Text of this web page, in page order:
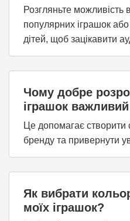
Розгляньте можливість
популярних іграшок
дітей, щоб зацікавити
Чому добре
іграшок
Це допомагає створити
бренду та привернути
Як вибрати
моїх іграшок?